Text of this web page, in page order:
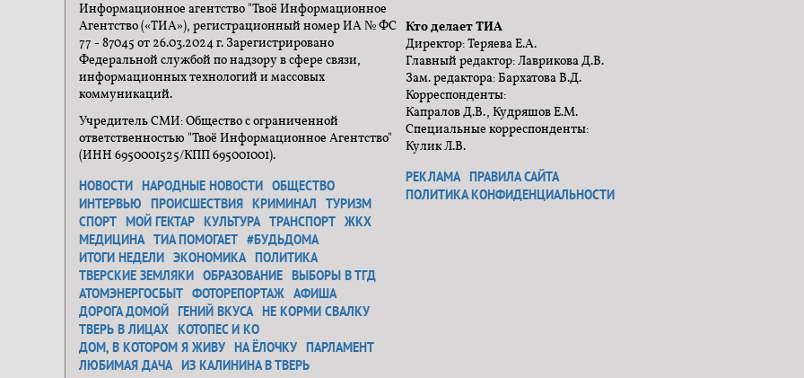
Информационное агентство "Твоё Информационное
Агентство («ТИА»), регистрационный номер ИА № ФС
77 - 87045 от 26.03.2024 г. Зарегистрировано
Федеральной службой по надзору в сфере связи,
информационных технологий и массовых
коммуникаций.
Учредитель СМИ: Общество с ограниченной
ответственностью "Твоё Информационное Агентство"
(ИНН 6950001525/КПП 695001001).
НОВОСТИ НАРОДНЫЕ НОВОСТИ ОБЩЕСТВО
ИНТЕРВЬЮ
ПРОИСШЕСТВИЯ КРИМИНАЛ
ТУРИЗМ
СПОРТ МОЙ ГЕКТАР КУЛЬТУРА ТРАНСПОРТ ЖКХ
МЕДИЦИНА ТИА ПОМОГАЕТ #БУДЬДОМА
ИТОГИ НЕДЕЛИ ЭКОНОМИКА ПОЛИТИКА
ТВЕРСКИЕ ЗЕМЛЯКИ ОБРАЗОВАНИЕ ВЫБОРЫ В ТГД
АТОМЭНЕРГОСБЫТ ФОТОРЕПОРТАЖ АФИША
ДОРОГА ДОМОЙ ГЕНИЙ ВКУСА НЕ КОРМИ СВАЛКУ
ТВЕРЬ В ЛИЦАХ КОТОПЕС И КО
ДОМ, В КОТОРОМ Я ЖИВУ НА ЁЛОЧКУ ПАРЛАМЕНТ
ЛЮБИМАЯ ДАЧА ИЗ КАЛИНИНА В ТВЕРЬ
Кто делает ТИА
Директор: Теряева Е.А.
Главный редактор: Лаврикова Д.В.
Зам. редактора: Бархатова В.Д.
Корреспонденты:
Капралов Д.В., Кудряшов Е.М.
Специальные корреспонденты:
Кулик Л.В.
РЕКЛАМА ПРАВИЛА САЙТА
ПОЛИТИКА КОНФИДЕНЦИАЛЬНОСТИ